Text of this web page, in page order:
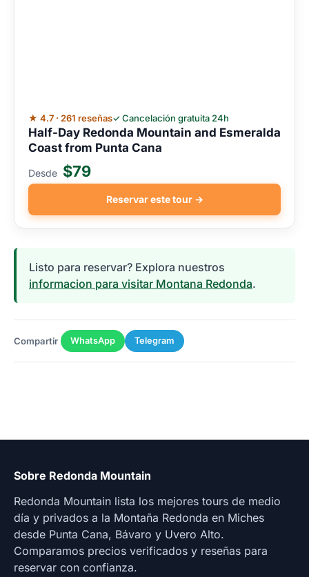
★ 4.7 · 261 reseñas✓ Cancelación gratuita 24h
Half-Day Redonda Mountain and Esmeralda
Coast from Punta Cana
Desde $79
Reservar este tour →
Listo para reservar? Explora nuestros
informacion para visitar Montana Redonda.
Compartir WhatsApp Telegram
Sobre Redonda Mountain
Redonda Mountain lista los mejores tours de medio
día y privados a la Montaña Redonda en Miches
desde Punta Cana, Bávaro y Uvero Alto.
Comparamos precios verificados y reseñas para
reservar con confianza.